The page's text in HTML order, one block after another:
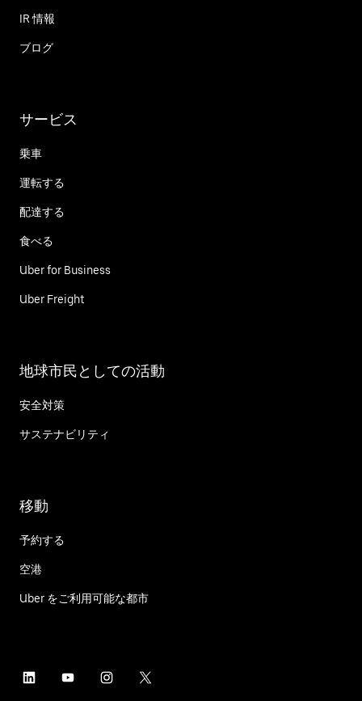
IR 情報
ブログ
サービス
乗車
運転する
配達する
食べる
Uber for Business
Uber Freight
地球市民としての活動
安全対策
サステナビリティ
移動
予約する
空港
Uber をご利用可能な都市